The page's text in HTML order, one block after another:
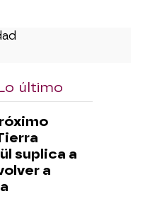
último
suplica a
a